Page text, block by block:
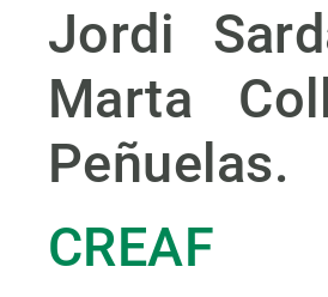
Jordi
Marta
Peñuelas.
CREAF